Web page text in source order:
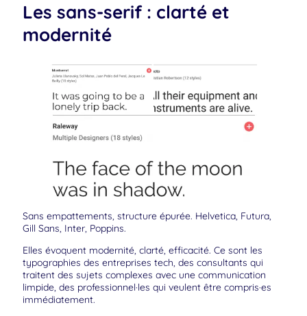
Les sans-serif : clarté et
modernité
Sans empattements, structure épurée. Helvetica, Futura,
Gill Sans, Inter, Poppins.
Elles évoquent modernité, clarté, efficacité. Ce sont les
typographies des entreprises tech, des consultants qui
traitent des sujets complexes avec une communication
limpide, des professionnel·les qui veulent être compris·es
immédiatement.